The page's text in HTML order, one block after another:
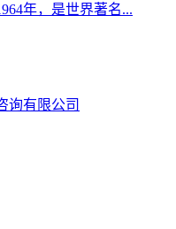
年，是世界著名...
询有限公司